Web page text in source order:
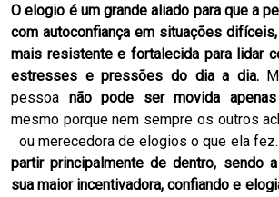
O elogio é um grande aliado para que a
com autoconfiança em situações
mais resistente e fortalecida para lidar
estresses e pressões do dia a dia.
pessoa não pode ser movida
mesmo porque nem sempre os outros
ou merecedora de elogios o que ela
partir principalmente de dentro, sendo
sua maior incentivadora, confiando e